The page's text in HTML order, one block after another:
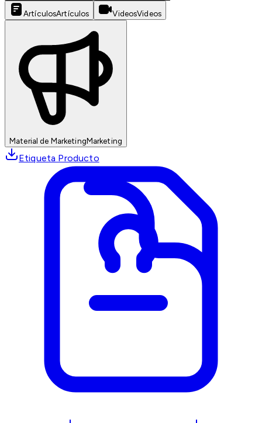
ArtículosArtículos VideosVideos
Material de MarketingMarketing
Etiqueta Producto